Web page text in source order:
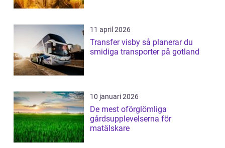
11 april 2026
Transfer visby så planerar du
smidiga transporter på gotland
10 januari 2026
De mest oförglömliga
gårdsupplevelserna för
matälskare